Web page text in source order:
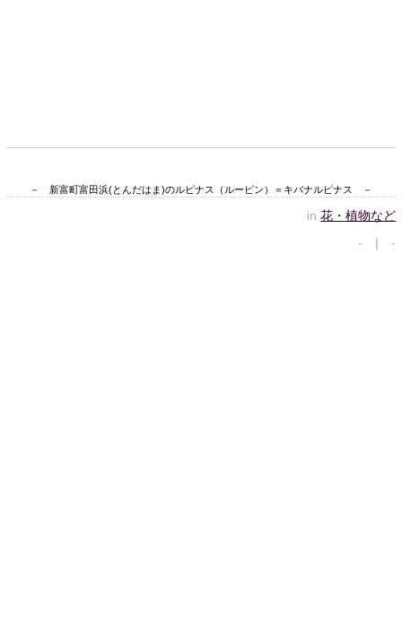
－ 新富町富田浜(とんだはま)のルピナス（ルーピン）＝キバナルピナス －
in花・植物など
- | -